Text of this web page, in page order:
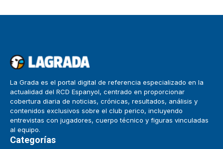
La Grada es el portal digital de referencia especializado en la
actualidad del RCD Espanyol, centrado en proporcionar
cobertura diaria de noticias, crónicas, resultados, análisis y
contenidos exclusivos sobre el club perico, incluyendo
entrevistas con jugadores, cuerpo técnico y figuras vinculadas
al equipo.
Categorías